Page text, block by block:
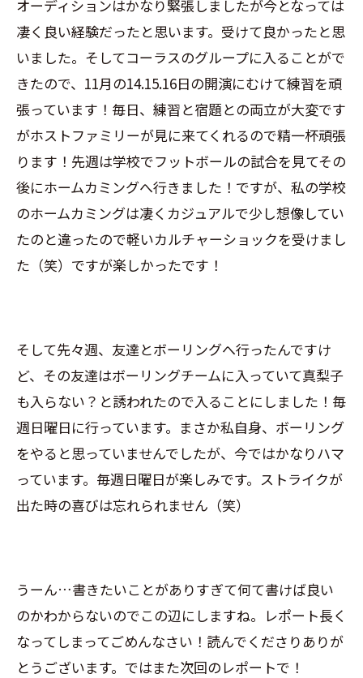
オーディションはかなり緊張しましたが今となっては
凄く良い経験だったと思います。受けて良かったと思
いました。そしてコーラスのグループに入ることがで
きたので、11月の14.15.16日の開演にむけて練習を頑
張っています！毎日、練習と宿題との両立が大変です
がホストファミリーが見に来てくれるので精一杯頑張
ります！先週は学校でフットボールの試合を見てその
後にホームカミングへ行きました！ですが、私の学校
のホームカミングは凄くカジュアルで少し想像してい
たのと違ったので軽いカルチャーショックを受けまし
た（笑）ですが楽しかったです！
そして先々週、友達とボーリングへ行ったんですけ
ど、その友達はボーリングチームに入っていて真梨子
も入らない？と誘われたので入ることにしました！毎
週日曜日に行っています。まさか私自身、ボーリング
をやると思っていませんでしたが、今ではかなりハマ
っています。毎週日曜日が楽しみです。ストライクが
出た時の喜びは忘れられません（笑）
うーん…書きたいことがありすぎて何て書けば良い
のかわからないのでこの辺にしますね。レポート長く
なってしまってごめんなさい！読んでくださりありが
とうございます。ではまた次回のレポートで！